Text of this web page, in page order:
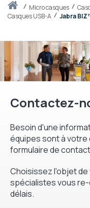
Accueilmicro casques
Casques USB-A
Jabra
Contactez-
Besoin d'une
équipes sont à votre
formulaire de
Choisissez l'objet de
spécialistes vous
délais.